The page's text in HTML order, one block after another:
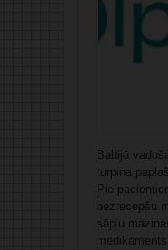
Baltijā
turpina
Pie
bezrecepšu
sāpju